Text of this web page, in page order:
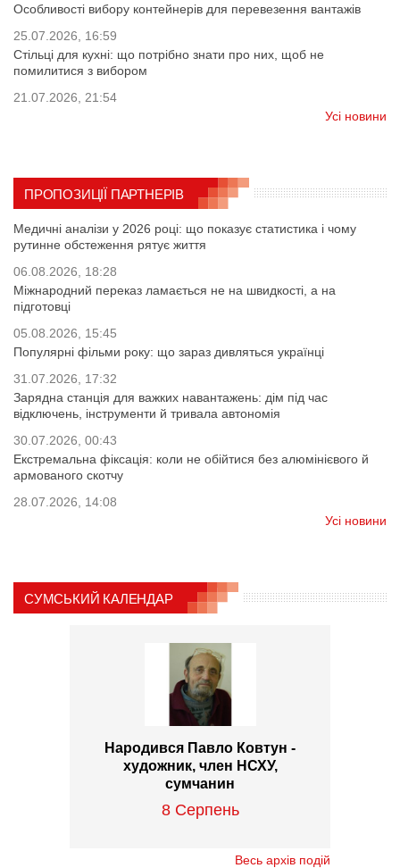
Особливості вибору контейнерів для перевезення вантажів
25.07.2026, 16:59
Стільці для кухні: що потрібно знати про них, щоб не
помилитися з вибором
21.07.2026, 21:54
Усі новини
ПРОПОЗИЦІЇ ПАРТНЕРІВ
Медичні аналізи у 2026 році: що показує статистика і чому
рутинне обстеження рятує життя
06.08.2026, 18:28
Міжнародний переказ ламається не на швидкості, а на
підготовці
05.08.2026, 15:45
Популярні фільми року: що зараз дивляться українці
31.07.2026, 17:32
Зарядна станція для важких навантажень: дім під час
відключень, інструменти й тривала автономія
30.07.2026, 00:43
Екстремальна фіксація: коли не обійтися без алюмінієвого й
армованого скотчу
28.07.2026, 14:08
Усі новини
СУМСЬКИЙ КАЛЕНДАР
Народився Павло Ковтун -
художник, член НСХУ,
сумчанин
8 Серпень
Весь архів подій